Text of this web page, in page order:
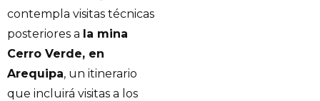
contempla visitas técnicas
posteriores a la mina
Cerro Verde, en
Arequipa, un itinerario
que incluirá visitas a los